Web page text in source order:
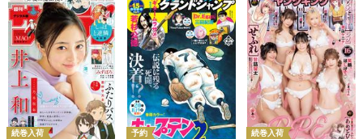
続巻入荷 予約 続巻入荷